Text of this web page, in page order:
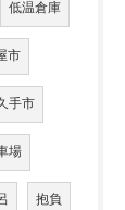
低温倉庫
市
手市
場
抱負